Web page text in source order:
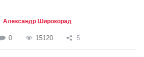
Александр Широкорад
0 15120 5